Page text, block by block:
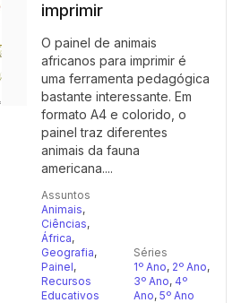
imprimir
O painel de animais
africanos para imprimir é
uma ferramenta pedagógica
bastante interessante. Em
formato A4 e colorido, o
painel traz diferentes
animais da fauna
americana....
Assuntos
Animais,
Ciências,
África,
Geografia,
Painel,
Recursos
Educativos
Séries
1º Ano, 2º Ano,
3º Ano, 4º
Ano, 5º Ano